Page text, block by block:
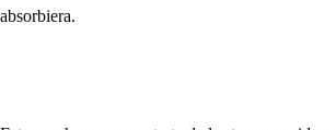
absorbiera.